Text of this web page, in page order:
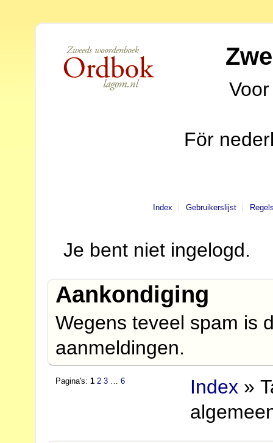
För
Index Gebruikerslijst
Je bent niet ingelogd.
Aankondiging
Wegens teveel spam is
aanmeldingen.
Pagina's:1 2 3 …6 Index »